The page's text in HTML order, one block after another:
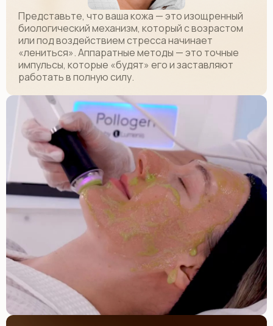
Представьте, что ваша кожа — это изощренный
биологический механизм, который с возрастом
или под воздействием стресса начинает
«лениться». Аппаратные методы — это точные
импульсы, которые «будят» его и заставляют
работать в полную силу.